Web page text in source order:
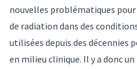
nouvelles problématiques pour
de radiation dans des
utilisées depuis des décennies
en milieu clinique. Il y a donc